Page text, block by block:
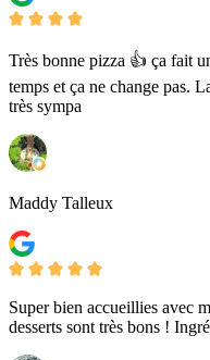
Très bonne pizza 👍 ça fait
temps et ça ne change pas.
très sympa
Maddy Talleux
Super bien accueillies avec
desserts sont très bons !